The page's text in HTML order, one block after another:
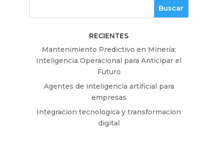
RECIENTES
Mantenimiento Predictivo en Minería:
Inteligencia Operacional para Anticipar el
Futuro
Agentes de inteligencia artificial para
empresas
Integracion tecnologica y transformacion
digital